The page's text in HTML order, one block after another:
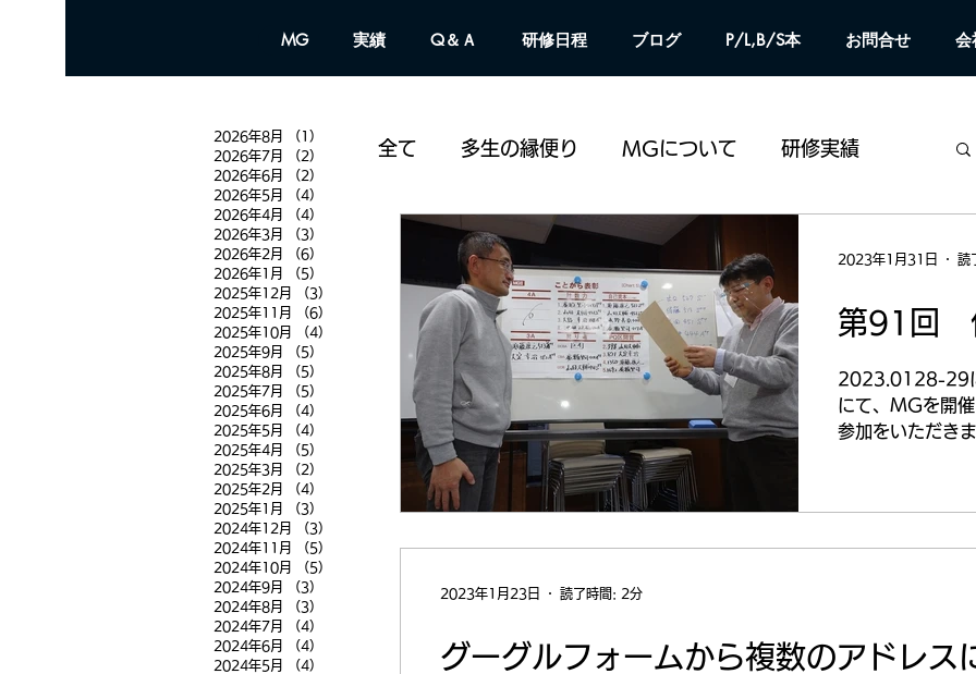
MG 実績 Q＆Ａ 研修日程 ブログ P/L,B/S本 お問合せ 会
2026年8月 （1）
2026年7月
（2）
2件の記事
2026年6月
（2）
2026年5月
（4）
2026年4月
（4）
2026年3月
（3）
2026年2月
（6）
2026年1月
（5）
2025年12月
（3）
2025年11月
（6）
2025年10月
（4）
2025年9月
（5）
2025年8月
（5）
2025年7月
（5）
2025年6月
（4）
2025年5月
（4）
2025年4月
（5）
2025年3月
（2）
2025年2月
（4）
2025年1月
（3）
2024年12月
（3）
2024年11月
（5）
2024年10月
（5）
2024年9月
（3）
2024年8月
（3）
2024年7月
（4）
2024年6月
（4）
2024年5月
（4）
全て 多生の縁便り MGについて 研修実績
雑 感
第91回
2023.0128-29
にて、MGを開
参加をいただき
第一戦でのトー
2023年1月31日 読
グーグルフォームから複数のアドレス
2023年1月23日 読了時間: 2分